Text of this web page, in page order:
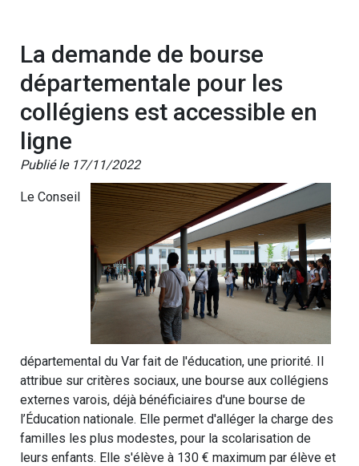
La demande de bourse
départementale pour les
collégiens est accessible en
ligne
Publié le 17/11/2022
Le Conseil
départemental du Var fait de l'éducation, une priorité. Il
attribue sur critères sociaux, une bourse aux collégiens
externes varois, déjà bénéficiaires d'une bourse de
l’Éducation nationale. Elle permet d'alléger la charge des
familles les plus modestes, pour la scolarisation de
leurs enfants. Elle s'élève à 130 € maximum par élève et